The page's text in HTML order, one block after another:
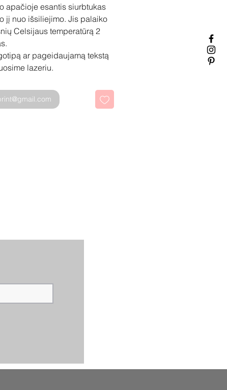
apačioje esantis siurbtukas
jį nuo išsiliejimo. Jis palaiko
Celsijaus temperatūrą 2
ar pageidaujamą tekstą
lazeriu.